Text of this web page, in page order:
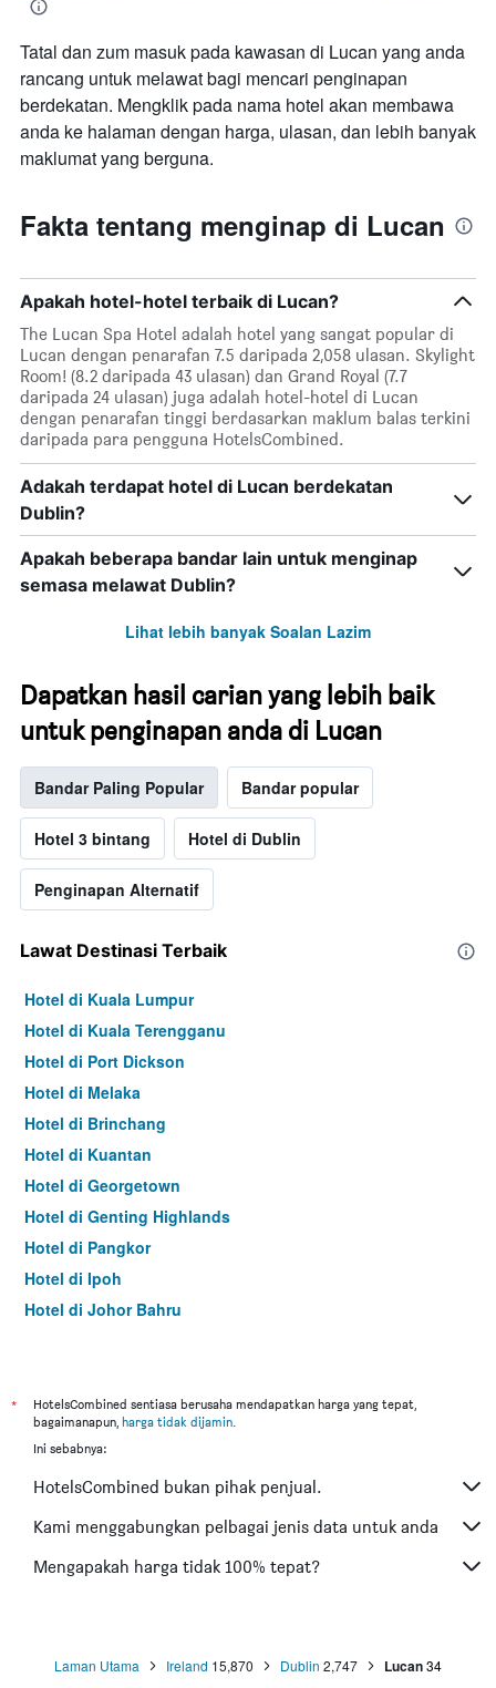
Tatal dan zum masuk pada kawasan di Lucan yang anda
rancang untuk melawat bagi mencari penginapan
berdekatan. Mengklik pada nama hotel akan membawa
anda ke halaman dengan harga, ulasan, dan lebih banyak
maklumat yang berguna.
Fakta tentang menginap di Lucan
Apakah hotel-hotel terbaik di Lucan?
The Lucan Spa Hotel adalah hotel yang sangat popular di
Lucan dengan penarafan 7.5 daripada 2,058 ulasan. Skylight
Room! (8.2 daripada 43 ulasan) dan Grand Royal (7.7
daripada 24 ulasan) juga adalah hotel-hotel di Lucan
dengan penarafan tinggi berdasarkan maklum balas terkini
daripada para pengguna HotelsCombined.
Adakah terdapat hotel di Lucan berdekatan
Dublin?
Apakah beberapa bandar lain untuk menginap
semasa melawat Dublin?
Lihat lebih banyak Soalan Lazim
Dapatkan hasil carian yang lebih baik
untuk penginapan anda di Lucan
Bandar Paling Popular Bandar popular
Hotel 3 bintang Hotel di Dublin
Penginapan Alternatif
Lawat Destinasi Terbaik
Hotel di Kuala Lumpur
Hotel di Kuala Terengganu
Hotel di Port Dickson
Hotel di Melaka
Hotel di Brinchang
Hotel di Kuantan
Hotel di Georgetown
Hotel di Genting Highlands
Hotel di Pangkor
Hotel di Ipoh
Hotel di Johor Bahru
Hotel di Kuching
Hotel di Tokyo
Hotel di Bangkok
Hotel di Putrajaya
Hotel di Shah Alam
*
HotelsCombined sentiasa berusaha mendapatkan harga yang tepat,
bagaimanapun, harga tidak dijamin.
Ini sebabnya:
HotelsCombined bukan pihak penjual.
Kami menggabungkan pelbagai jenis data untuk anda
Mengapakah harga tidak 100% tepat?
Laman Utama Ireland 15,870 Dublin 2,747 Lucan34